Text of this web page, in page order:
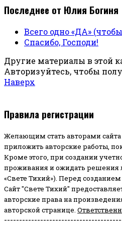
Последнее от Юлия Богиня
Всего одно «ДА»
Спасибо, Господи!
Другие материалы в этой
Авторизуйтесь, чтобы
Наверх
Правила регистрации
Желающим стать авторами
приложить авторские работы,
Кроме этого, при создании
проживания и ожидать решения
«Свете Тихий»). Перед
Сайт "Свете Тихий"
авторские права на
авторской странице.